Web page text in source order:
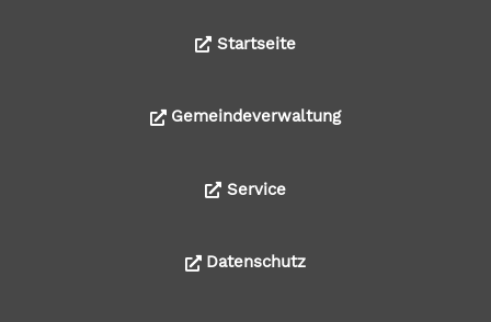
Startseite
Gemeindeverwaltung
Service
Datenschutz